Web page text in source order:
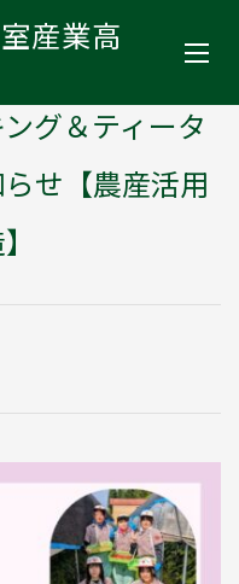
産業高
お知らせ【農産活用科 課題
グ＆ティータ
せ【農産活用